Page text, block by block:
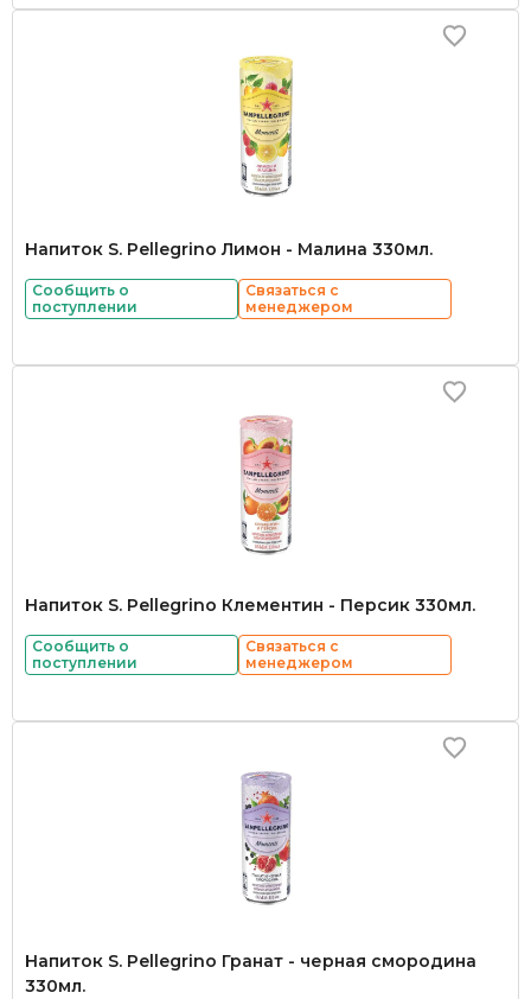
Напиток S. Pellegrino Лимон - Малина 330мл.
Сообщить о
поступлении
Связаться с
менеджером
Напиток S. Pellegrino Клементин - Персик 330мл.
Сообщить о
поступлении
Связаться с
менеджером
Напиток S. Pellegrino Гранат - черная смородина
330мл.